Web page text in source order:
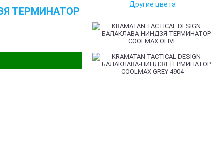
ТЕРМИНАТОР
Другие цвета